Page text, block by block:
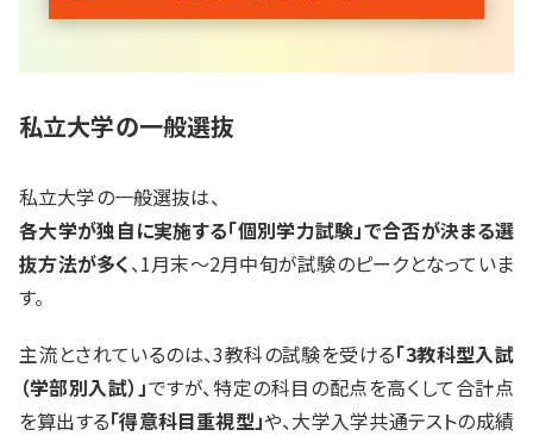
私立大学の一般選抜
私立大学の一般選抜は、
各大学が独自に実施する「個別学力試験」で合否が決まる選
抜方法が多く、1月末～2月中旬が試験のピークとなっていま
す。
主流とされているのは、3教科の試験を受ける「3教科型入試
（学部別入試）」ですが、特定の科目の配点を高くして合計点
を算出する「得意科目重視型」や、大学入学共通テストの成績